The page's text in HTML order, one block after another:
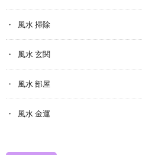
風水 掃除
風水 玄関
風水 部屋
風水 金運